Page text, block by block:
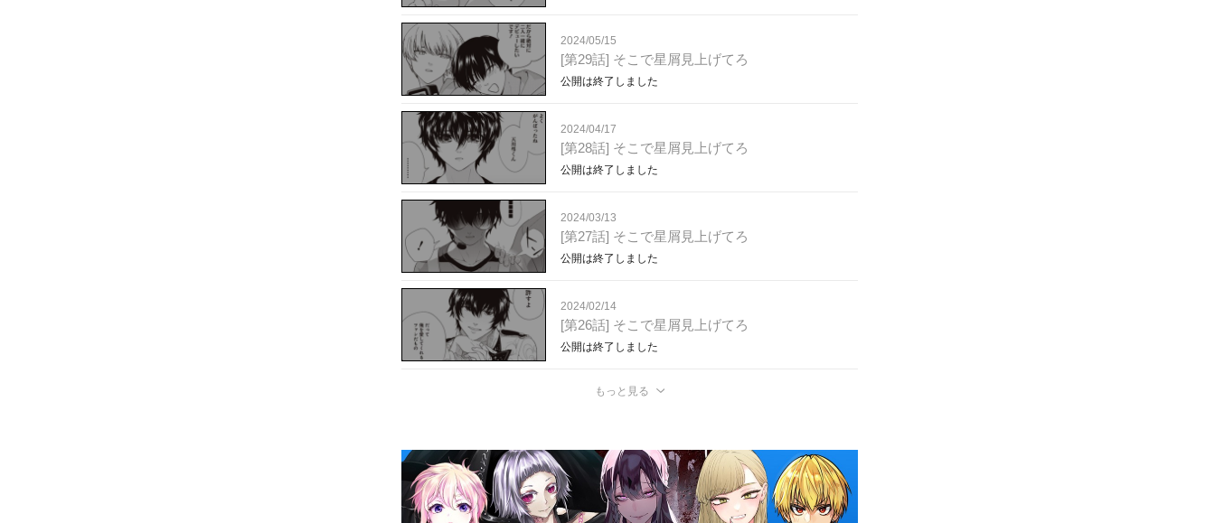
2024/05/15
[第29話] そこで星屑見上げてろ
公開は終了しました
2024/04/17
[第28話] そこで星屑見上げてろ
公開は終了しました
2024/03/13
[第27話] そこで星屑見上げてろ
公開は終了しました
2024/02/14
[第26話] そこで星屑見上げてろ
公開は終了しました
もっと見る